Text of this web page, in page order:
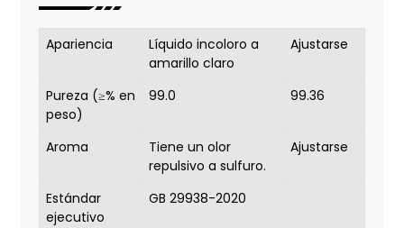
Apariencia
Líquido incoloro a
amarillo claro
Ajustarse
Pureza (≥% en
peso)
99.0 99.36
Aroma
Tiene un olor
repulsivo a sulfuro.
Ajustarse
Estándar
ejecutivo
GB 29938-2020